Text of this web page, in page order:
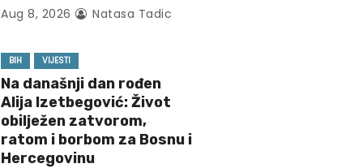
Aug 8, 2026 Natasa Tadic
BIH VIJESTI
Na današnji dan rođen
Alija Izetbegović: Život
obilježen zatvorom,
ratom i borbom za Bosnu i
Hercegovinu